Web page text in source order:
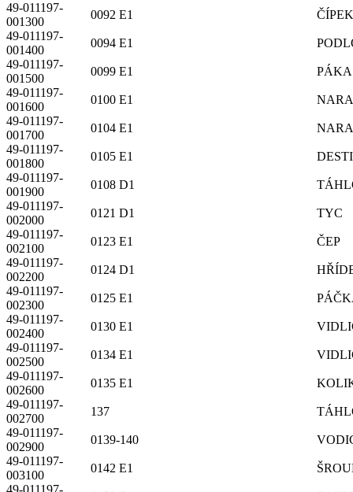
49-011197-
001300
0092 E1
ČÍPEK
49-011197-
001400
0094 E1
49-011197-
001500
0099 E1
PÁKA
49-011197-
001600
0100 E1
49-011197-
001700
0104 E1
49-011197-
001800
0105 E1
49-011197-
001900
0108 D1
49-011197-
002000
0121 D1
TYC
49-011197-
002100
0123 E1
ČEP
49-011197-
002200
0124 D1
49-011197-
002300
0125 E1
49-011197-
002400
0130 E1
49-011197-
002500
0134 E1
49-011197-
002600
0135 E1
49-011197-
002700
137
49-011197-
002900
0139-140
49-011197-
003100
0142 E1